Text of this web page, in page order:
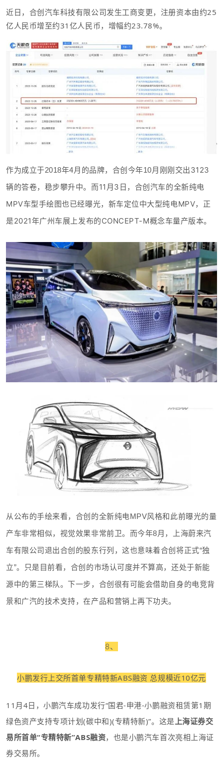
近日，合创汽车科技有限公司发生工商变更，注册资本由约25
亿人民币增至约31亿人民币，增幅约23.78%。
作为成立于2018年4月的品牌，合创今年10月刚刚交出3123
辆的答卷，稳步攀升中。而11月3日 ，合创汽车的全新纯电
MPV车型手绘图也已经曝光，新车定位中大型纯电MPV，正
是2021年广州车展上发布的CONCEPT-M概念车量产版本。
从公布的手绘来看，合创的全新纯电MPV风格和此前曝光的量
产车非常相似，视觉效果非常前卫。而今年8月，上海蔚来汽
车有限公司退出合创的股东行列，这也意味着合创将正式“独
立”。
只是目前看，合创的市场认可度并不算高，还处于新能
源中的第三梯队。下一步，合创很有可能会借助自身的电竞背
景和广汽的技术支持，在产品和营销上再下功夫。
8、
小鹏发行上交所首单专精特新ABS融资 总规模近10亿元
11月4日，小鹏汽车成功发行“国君-申港-小鹏融资租赁第1期
绿色资产支持专项计划(碳中和)(专精特新)”。 这是 上海证券交
易所首单“专精特新”ABS融资，也是小鹏汽车首次亮相上海证
券交易所。